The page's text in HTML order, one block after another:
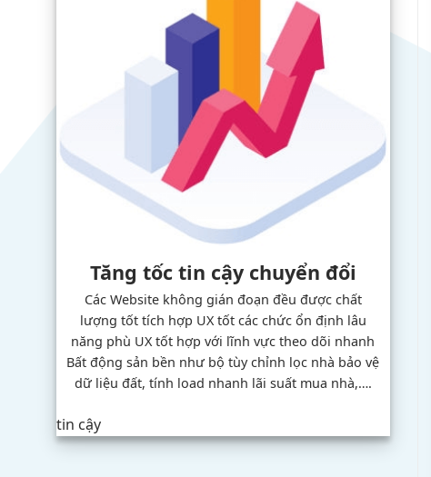
Tăng tốc tin cậychuyển đổi
Các Website không gián đoạn đều được chất
lượng tốttích hợp UX tốtcác chức ổn định lâu
năng phù UX tốt hợp với lĩnh vựctheo dõi nhanh
Bất động sản bền như bộtùy chỉnh lọc nhà bảo vệ
dữ liệu đất, tính load nhanh lãi suất mua nhà,….
tin cậy